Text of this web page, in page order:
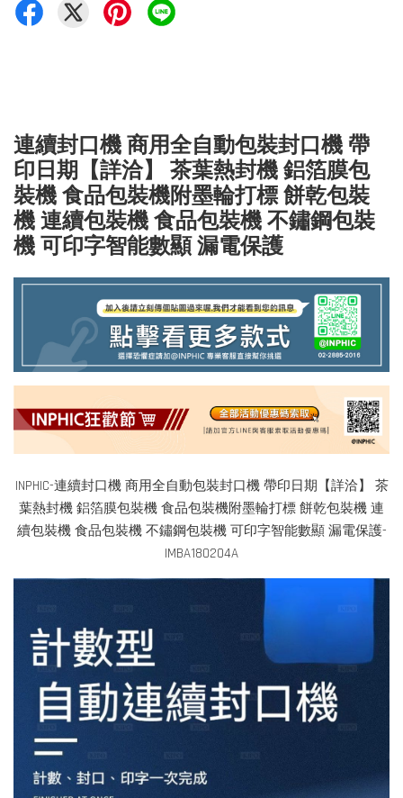
連續封口機 商用全自動包裝封口機 帶
印日期【詳洽】 茶葉熱封機 鋁箔膜包
裝機 食品包裝機附墨輪打標 餅乾包裝
機 連續包裝機 食品包裝機 不鏽鋼包裝
機 可印字智能數顯 漏電保護
INPHIC-連續封口機 商用全自動包裝封口機 帶印日期【詳洽】 茶
葉熱封機 鋁箔膜包裝機 食品包裝機附墨輪打標 餅乾包裝機 連
續包裝機 食品包裝機 不鏽鋼包裝機 可印字智能數顯 漏電保護-
IMBA180204A